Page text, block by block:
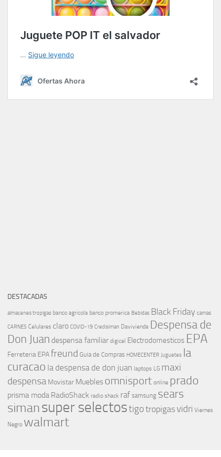
DESTACADAS
almacenes tropigas banco agricola banco promerica Bebidas Black Friday camas
CARNES Celulares claro COVID-19 Credisiman Davivienda Despensa de
Don Juan despensa familiar digicel Electrodomesticos EPA
Ferreteria EPAfreund Guia de Compras HOMECENTER Juguetes la
curacao la despensa de don juan laptops LG maxi
despensa Movistar Muebles omnisport online prado
prisma moda RadioShack radio shack raf samsung sears
simansuper selectostigotropigasvidri Viernes
Negro walmart